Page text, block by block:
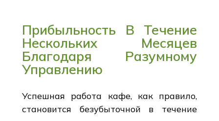
Прибыльность В Течение
Нескольких Месяцев
Благодаря Разумному
Управлению
Успешная работа кафе, как правило,
становится безубыточной в течение